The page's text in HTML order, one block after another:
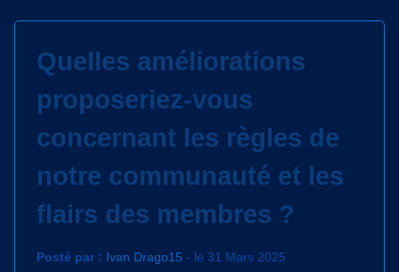
Quelles améliorations
proposeriez-vous
concernant les règles de
notre communauté et les
flairs des membres ?
Posté par : Ivan Drago15 - le 31 Mars 2025